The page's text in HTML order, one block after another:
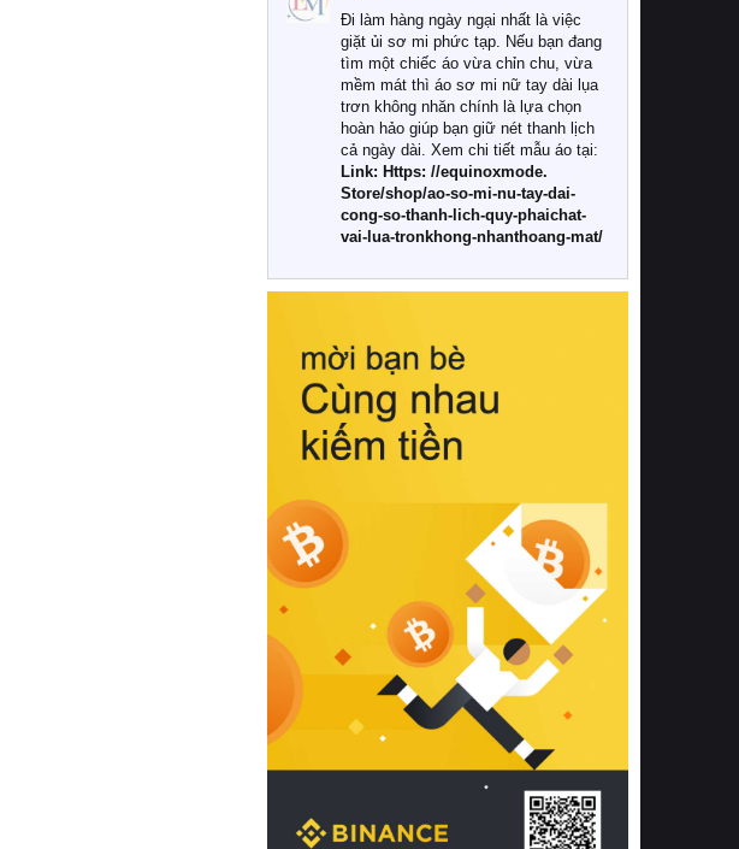
đình? Hãy cùng chúng tôi đi tìm lời
giải đáp chi tiết qua bài viết dưới đây.
1. Tại sao các gia đình hiện đại lại ưa
chuộng chăn ga gối đệm cao cấp?
Khác với các dòng sản phẩm thông
thường, những bộ chăn ga gối đệm
cao cấp trải qua quy trình sản xuất
nghiêm ngặt từ khâu chọn lọc nguyên
liệu tự nhiên đến công nghệ dệt
nhuộm hiện đại không chứa hóa chất
này, bạn sẽ cảm nhận rõ rệt sự khác
hồi chuẩn xác của phần đệm nâng đỡ
cột sống.
Bên cạnh đó, việc lựa chọn các dòng
sản phẩm đạt chuẩn chất lượng quốc
tế còn giúp ngăn ngừa tình trạng kích
khuẩn và nấm mốc trong điều kiện
thời tiết nóng ẩm. Bạn có thể tìm hiểu
thêm các nghiên cứu khoa học về tác
động của giấc ngủ và môi trường
phòng ngủ đối với sức khỏe con
người tại Sleep Foundation (External
Link) để có cái nhìn toàn diện hơn.
2. Các tiêu chí vàng khi lựa chọn
chăn ga gối đệm cao cấp cho phòng
ngủ
Để sở hữu một bộ chăn ga gối đệm
cao cấp hoàn hảo cả về thẩm mỹ lẫn
công năng, người tiêu dùng cần cân
nhắc kỹ lưỡng các tiêu chí quan trọng
Đi làm hàng ngày ngại nhất là việc
giặt ủi sơ mi phức tạp. Nếu bạn đang
tìm một chiếc áo vừa chỉn chu, vừa
mềm mát thì áo sơ mi nữ tay dài lụa
trơn không nhăn chính là lựa chọn
hoàn hảo giúp bạn giữ nét thanh lịch
cả ngày dài. Xem chi tiết mẫu áo tại:
Link: Https: //equinoxmode.
Store/shop/ao-so-mi-nu-tay-dai-
cong-so-thanh-lich-quy-phaichat-
vai-lua-tronkhong-nhanthoang-mat/